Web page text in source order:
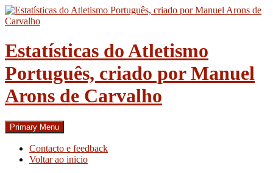
Skip
to
Estatísticas do Atletismo
Português, criado por Manuel
Arons de Carvalho
Search
Primary Menu
Contacto e feedback
Voltar ao inicio